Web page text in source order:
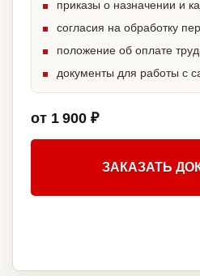
приказы о назначении и
согласия на обработку
положение об оплате
документы для работы с
от 1 900 ₽
ЗАКАЗАТЬ